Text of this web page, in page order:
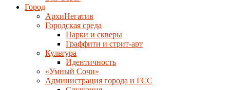
Город
АрхиНегатив
Городская среда
Парки и скверы
Граффити и стрит-арт
Культура
Идентичность
«Умный Сочи»
Администрация города и ГСС